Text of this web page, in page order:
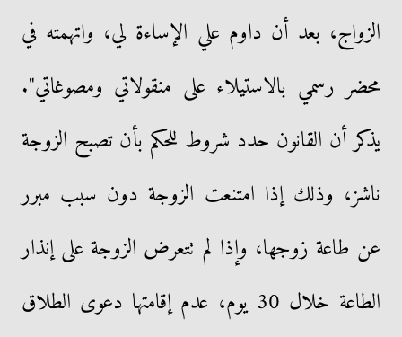
الزواج، بعد أن داوم علي الإساءة لي، واتهمته في
محضر رسمي بالاستيلاء على منقولاتي ومصوغاتي".
يذكر أن القانون حدد شروط للحكم بأن تصبح الزوجة
ناشز، وذلك إذا امتنعت الزوجة دون سبب مبرر
عن طاعة زوجها، وإذا لم تتعرض الزوجة على إنذار
الطاعة خلال 30 يوم، عدم إقامتها دعوى الطلاق